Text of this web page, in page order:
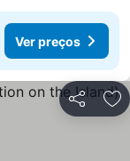
Ver preços
Partilhar